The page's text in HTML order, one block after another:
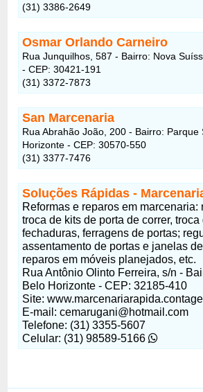
(31) 3386-2649
Osmar Orlando Carneiro
Rua Junquilhos, 587 - Bairro: Nova
- CEP: 30421-191
(31) 3372-7873
San Marcenaria
Rua Abrahão João, 200 - Bairro: Parque
Horizonte - CEP: 30570-550
(31) 3377-7476
Soluções Rápidas -
Reformas e reparos em marcenaria:
troca de kits de porta de correr,
fechaduras, ferragens de portas;
assentamento de portas e janelas
reparos em móveis planejados, etc.
Rua Antônio Olinto Ferreira, s/n -
Belo Horizonte - CEP: 32185-410
Site:
E-mail:cemarugani@hotmail.com
Telefone: (31) 3355-5607
Celular: (31) 98589-5166